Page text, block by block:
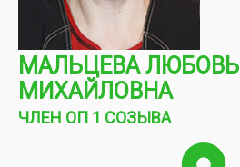
МАЛЬЦЕВА ЛЮБОВЬ
МИХАЙЛОВНА
ЧЛЕН ОП 1 СОЗЫВА